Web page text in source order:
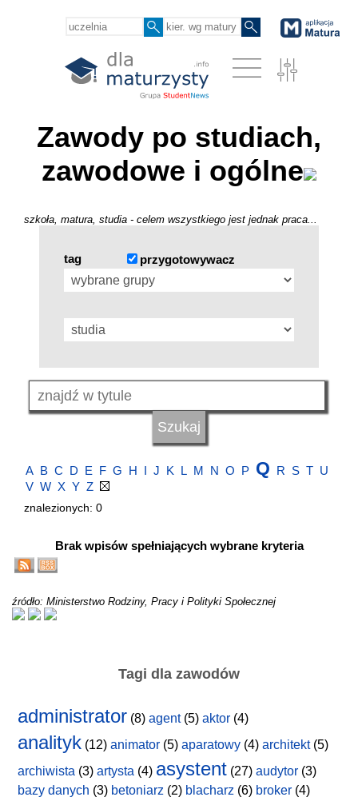
Zawody po studiach,
zawodowe i ogólne
szkoła, matura, studia - celem wszystkiego jest jednak praca...
tag przygotowywacz
A B C D E F G H I J K L M N O P Q R S T U
V W X Y Z
znalezionych: 0
Brak wpisów spełniających wybrane kryteria
źródło: Ministerstwo Rodziny, Pracy i Polityki Społecznej
Tagi dla zawodów
administrator (8) agent(5) aktor (4)
analityk (12) animator (5) aparatowy (4) architekt(5)
archiwista (3) artysta (4) asystent (27) audytor (3)
bazy danych (3) betoniarz (2) blacharz (6) broker (4)